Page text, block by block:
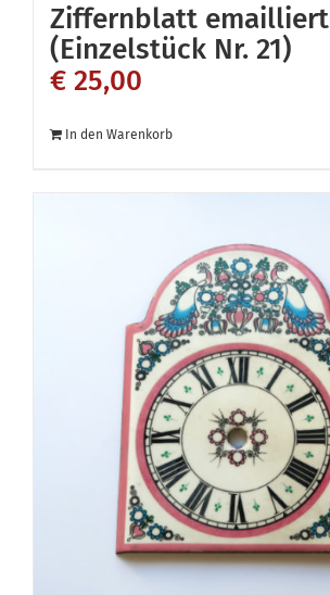
Ziffernblatt emailliert
(Einzelstück Nr. 21)
€ 25,00
In den Warenkorb